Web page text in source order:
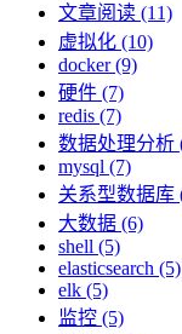
文章阅读 (11)
虚拟化 (10)
docker (9)
硬件 (7)
redis (7)
数据处理分析
mysql (7)
关系型数据库
大数据 (6)
shell (5)
elasticsearch (5)
elk (5)
监控 (5)